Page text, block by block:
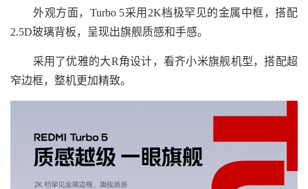
外观方面，Turbo 5采用2K档极罕见的金属中框，搭配
2.5D玻璃背板，呈现出旗舰质感和手感。
采用了优雅的大R角设计，看齐小米旗舰机型，搭配超
窄边框，整机更加精致。